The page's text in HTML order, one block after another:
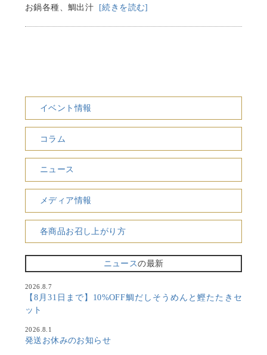
お鍋各種、鯛出汁 [続きを読む]
イベント情報
コラム
ニュース
メディア情報
各商品お召し上がり方
ニュースの最新
2026.8.7
【8月31日まで】10%OFF鯛だしそうめんと鰹たたきセ
ット
2026.8.1
発送お休みのお知らせ